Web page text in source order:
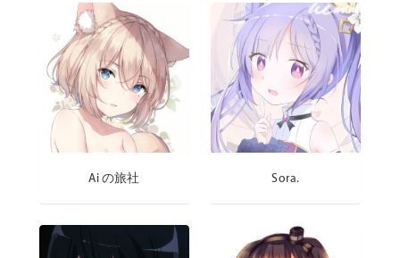
Ai の旅社 Sora.